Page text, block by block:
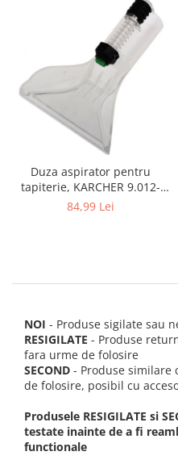
Duza aspirator pentru
tapiterie, KARCHER 9.012-
278.0, SE4001, SE4002, SE5100
84,99 Lei
NOI - Produse sigilate sau
RESIGILATE - Produse
fara urme de folosire
SECOND - Produse similare
de folosire, posibil cu
Produsele RESIGILATE si
testate inainte de a fi
functionale